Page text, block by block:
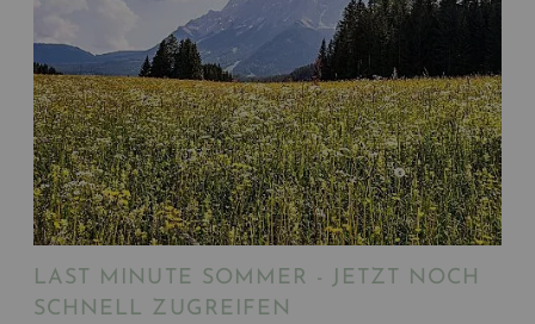
LAST MINUTE SOMMER - JETZT NOCH
SCHNELL ZUGREIFEN